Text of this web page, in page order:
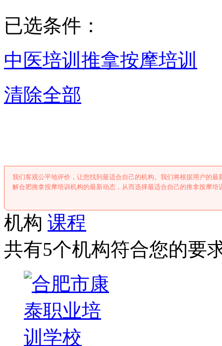
已选条件：
中医培训 推拿按摩培训
清除全部
我们客观公平地评价，让您找到最适合自己的机构。我们将根据用户的
解合肥推拿按摩培训机构的最新动态，从而选择最适合自己的推拿按摩培
机构 课程
共有5个机构符合您的要